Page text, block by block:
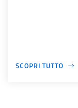
SCOPRI TUTTO